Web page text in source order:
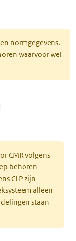
normgegevens.
waarvoor wel
CMR volgens
behoren
CLP zijn
alleen
staan